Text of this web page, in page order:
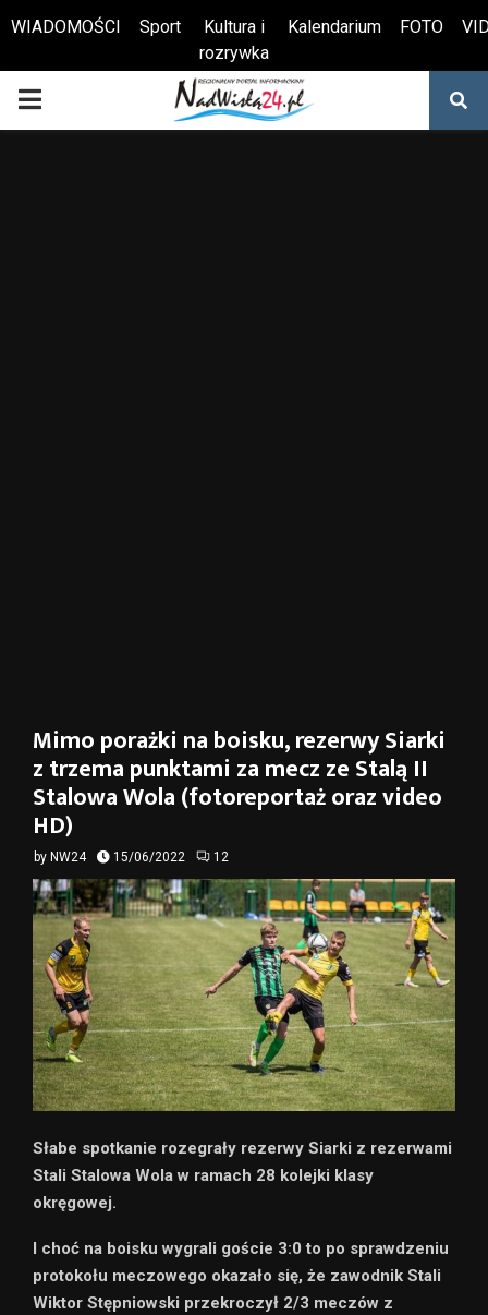
Otwórz pasek narzędzi
WIADOMOŚCI Sport
Kultura i
rozrywka
Kalendarium FOTO
PRIMARY
Mimo porażki na boisku, rezerwy Siarki
z trzema punktami za mecz ze Stalą II
Stalowa Wola (fotoreportaż oraz video
HD)
by NW24 15/06/2022 12
Słabe spotkanie rozegrały rezerwy Siarki z rezerwami
Stali Stalowa Wola w ramach 28 kolejki klasy
okręgowej.
I choć na boisku wygrali goście 3:0 to po sprawdzeniu
protokołu meczowego okazało się, że zawodnik Stali
Wiktor Stępniowski przekroczył 2/3 meczów z